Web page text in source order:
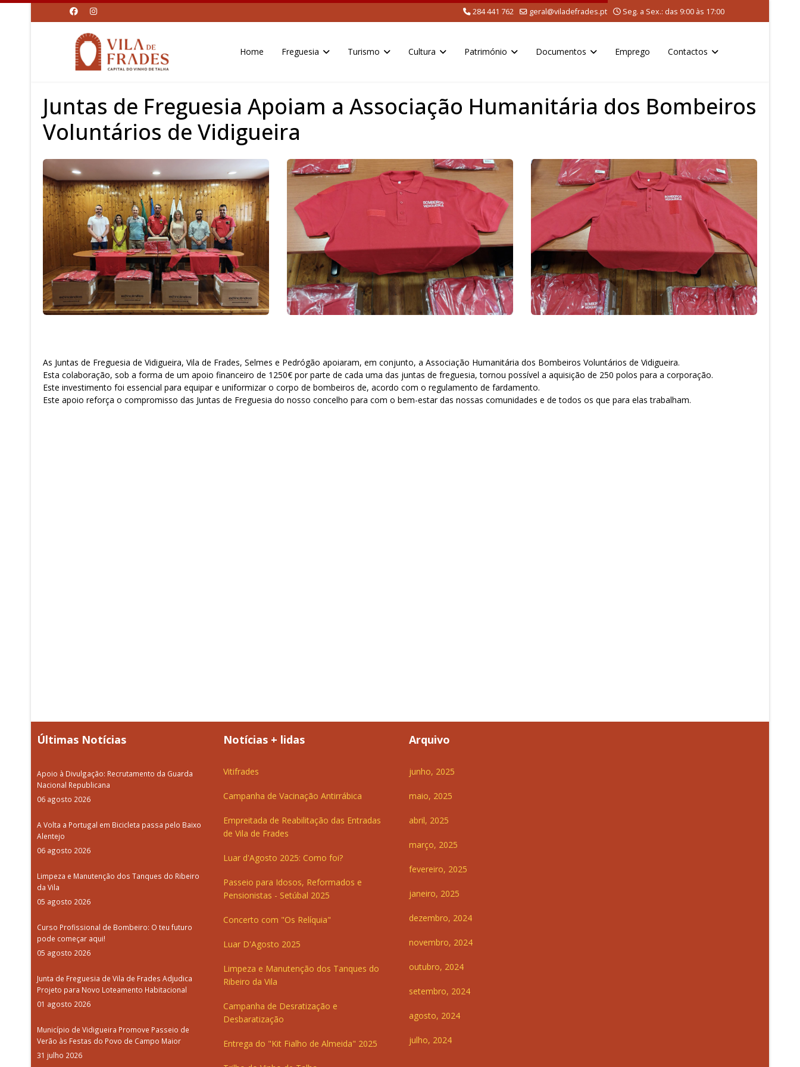
284 441 762 geral@viladefrades.pt Seg. a Sex.: das 9:00 às 17:00
Home Freguesia Turismo Cultura Património Documentos Emprego Contactos
Juntas de Freguesia Apoiam a Associação Humanitária dos Bombeiros
Voluntários de Vidigueira
As Juntas de Freguesia de Vidigueira, Vila de Frades, Selmes e Pedrógão apoiaram, em conjunto, a Associação Humanitária dos Bombeiros Voluntários de Vidigueira.
Esta colaboração, sob a forma de um apoio financeiro de 1250€ por parte de cada uma das juntas de freguesia, tornou possível a aquisição de 250 polos para a corporação.
Este investimento foi essencial para equipar e uniformizar o corpo de bombeiros de, acordo com o regulamento de fardamento.
Este apoio reforça o compromisso das Juntas de Freguesia do nosso concelho para com o bem-estar das nossas comunidades e de todos os que para elas trabalham.
Últimas Notícias
Apoio à Divulgação: Recrutamento da Guarda
Nacional Republicana
06 agosto 2026
A Volta a Portugal em Bicicleta passa pelo Baixo
Alentejo
06 agosto 2026
Limpeza e Manutenção dos Tanques do Ribeiro
da Vila
05 agosto 2026
Curso Profissional de Bombeiro: O teu futuro
pode começar aqui!
05 agosto 2026
Junta de Freguesia de Vila de Frades Adjudica
Projeto para Novo Loteamento Habitacional
01 agosto 2026
Município de Vidigueira Promove Passeio de
Verão às Festas do Povo de Campo Maior
31 julho 2026
Notícias + lidas
Vitifrades
Campanha de Vacinação Antirrábica
Empreitada de Reabilitação das Entradas
de Vila de Frades
Luar d'Agosto 2025: Como foi?
Passeio para Idosos, Reformados e
Pensionistas - Setúbal 2025
Concerto com "Os Relíquia"
Luar D'Agosto 2025
Limpeza e Manutenção dos Tanques do
Ribeiro da Vila
Campanha de Desratização e
Desbaratização
Entrega do "Kit Fialho de Almeida" 2025
Arquivo
junho, 2025
maio, 2025
abril, 2025
março, 2025
fevereiro, 2025
janeiro, 2025
dezembro, 2024
novembro, 2024
outubro, 2024
setembro, 2024
agosto, 2024
julho, 2024